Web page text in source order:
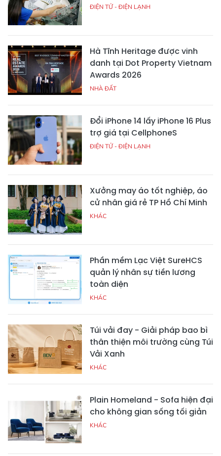
ĐIỆN TỬ - ĐIỆN LẠNH
Hà Tĩnh Heritage được vinh
danh tại Dot Property Vietnam
Awards 2026
NHÀ ĐẤT
Đổi iPhone 14 lấy iPhone 16 Plus
trợ giá tại CellphoneS
ĐIỆN TỬ - ĐIỆN LẠNH
Xưởng may áo tốt nghiệp, áo
cử nhân giá rẻ TP Hồ Chí Minh
KHÁC
Phần mềm Lạc Việt SureHCS
quản lý nhân sự tiền lương
toàn diện
KHÁC
Túi vải đay - Giải pháp bao bì
thân thiện môi trường cùng Túi
Vải Xanh
KHÁC
Plain Homeland - Sofa hiện đại
cho không gian sống tối giản
KHÁC